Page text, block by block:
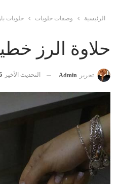
الرئيسية وصفات حلويات حلويات
حلاوة الرز
تحرير Admin التحديث الأخير